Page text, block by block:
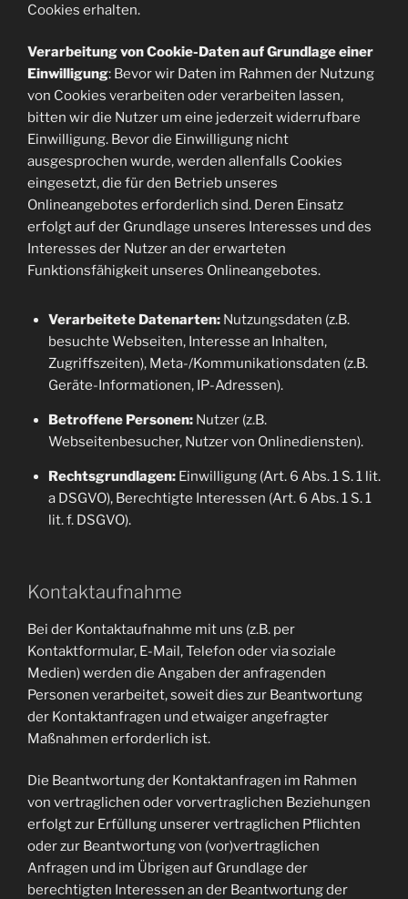
Cookies erhalten.
Verarbeitung von Cookie-Daten auf Grundlage einer
Einwilligung: Bevor wir Daten im Rahmen der Nutzung
von Cookies verarbeiten oder verarbeiten lassen,
bitten wir die Nutzer um eine jederzeit widerrufbare
Einwilligung. Bevor die Einwilligung nicht
ausgesprochen wurde, werden allenfalls Cookies
eingesetzt, die für den Betrieb unseres
Onlineangebotes erforderlich sind. Deren Einsatz
erfolgt auf der Grundlage unseres Interesses und des
Interesses der Nutzer an der erwarteten
Funktionsfähigkeit unseres Onlineangebotes.
Verarbeitete Datenarten:Nutzungsdaten (z.B.
besuchte Webseiten, Interesse an Inhalten,
Zugriffszeiten), Meta-/Kommunikationsdaten (z.B.
Geräte-Informationen, IP-Adressen).
Betroffene Personen:Nutzer (z.B.
Webseitenbesucher, Nutzer von Onlinediensten).
Rechtsgrundlagen:Einwilligung (Art. 6 Abs. 1 S. 1 lit.
a DSGVO), Berechtigte Interessen (Art. 6 Abs. 1 S. 1
lit. f. DSGVO).
Kontaktaufnahme
Bei der Kontaktaufnahme mit uns (z.B. per
Kontaktformular, E-Mail, Telefon oder via soziale
Medien) werden die Angaben der anfragenden
Personen verarbeitet, soweit dies zur Beantwortung
der Kontaktanfragen und etwaiger angefragter
Maßnahmen erforderlich ist.
Die Beantwortung der Kontaktanfragen im Rahmen
von vertraglichen oder vorvertraglichen Beziehungen
erfolgt zur Erfüllung unserer vertraglichen Pflichten
oder zur Beantwortung von (vor)vertraglichen
Anfragen und im Übrigen auf Grundlage der
berechtigten Interessen an der Beantwortung der